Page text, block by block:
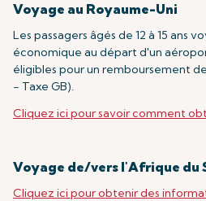
Voyage au Royaume-Uni
Les passagers âgés de 12 à 15 ans
économique au départ d'un
éligibles pour un remboursement
- Taxe GB).
Cliquez ici pour savoir comment
Voyage de/vers l'Afrique du
Cliquez ici pour obtenir des